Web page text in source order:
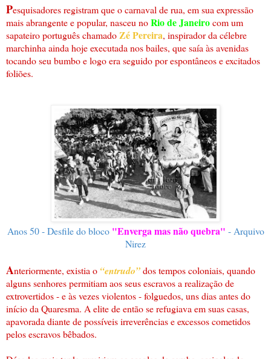
Pesquisadores registram que o carnaval de rua, em sua expressão
mais abrangente e popular, nasceu noRio de Janeirocom um
sapateiro português chamado Zé Pereira, inspirador da célebre
marchinha ainda hoje executada nos bailes, que saía às avenidas
tocando seu bumbo e logo era seguido por espontâneos e excitados
foliões.
Anos 50 - Desfile do bloco "Enverga mas não quebra" - Arquivo
Nirez
Anteriormente, existia o “entrudo”dos tempos coloniais, quando
alguns senhores permitiam aos seus escravos a realização de
extrovertidos - e às vezes violentos - folguedos, uns dias antes do
início da Quaresma. A elite de então se refugiava em suas casas,
apavorada diante de possíveis irreverências e excessos cometidos
pelos escravos bêbados.